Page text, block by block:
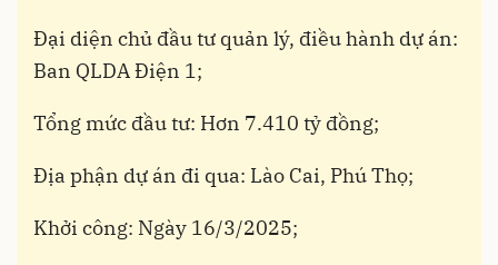
Đại diện chủ đầu tư quản lý, điều hành dự án:
Ban QLDA Điện 1;
Tổng mức đầu tư: Hơn 7.410 tỷ đồng;
Địa phận dự án đi qua: Lào Cai, Phú Thọ;
Khởi công: Ngày 16/3/2025;